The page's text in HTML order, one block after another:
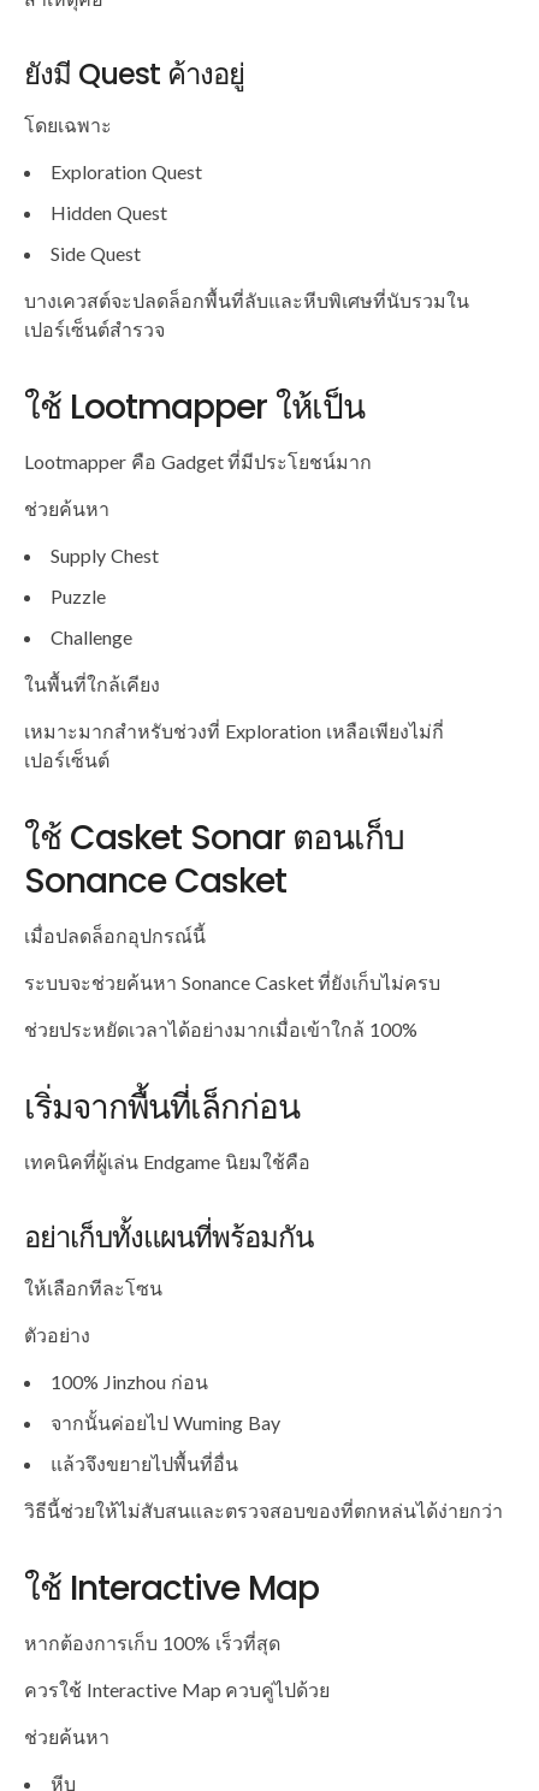
ยังมี Quest ค้างอยู่
โดยเฉพาะ
Exploration Quest
Hidden Quest
Side Quest
บางเควสต์จะปลดล็อกพื้นที่ลับและหีบพิเศษที่นับรวมใน
เปอร์เซ็นต์สำรวจ
ใช้ Lootmapper ให้เป็น
Lootmapper คือ Gadget ที่มีประโยชน์มาก
ช่วยค้นหา
Supply Chest
Puzzle
Challenge
ในพื้นที่ใกล้เคียง
เหมาะมากสำหรับช่วงที่ Exploration เหลือเพียงไม่กี่
เปอร์เซ็นต์
ใช้ Casket Sonar ตอนเก็บ
Sonance Casket
เมื่อปลดล็อกอุปกรณ์นี้
ระบบจะช่วยค้นหา Sonance Casket ที่ยังเก็บไม่ครบ
ช่วยประหยัดเวลาได้อย่างมากเมื่อเข้าใกล้ 100%
เริ่มจากพื้นที่เล็กก่อน
เทคนิคที่ผู้เล่น Endgame นิยมใช้คือ
อย่าเก็บทั้งแผนที่พร้อมกัน
ให้เลือกทีละโซน
ตัวอย่าง
100% Jinzhou ก่อน
จากนั้นค่อยไป Wuming Bay
แล้วจึงขยายไปพื้นที่อื่น
วิธีนี้ช่วยให้ไม่สับสนและตรวจสอบของที่ตกหล่นได้ง่ายกว่า
ใช้ Interactive Map
หากต้องการเก็บ 100% เร็วที่สุด
ควรใช้ Interactive Map ควบคู่ไปด้วย
ช่วยค้นหา
หีบ